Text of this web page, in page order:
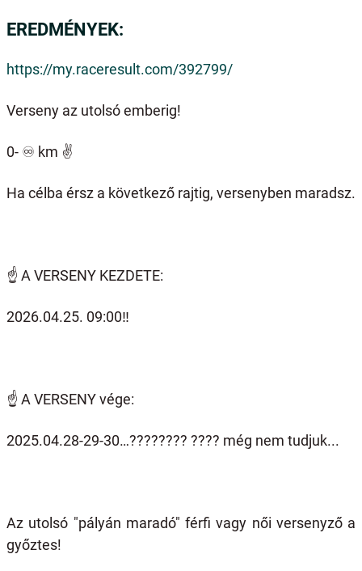
EREDMÉNYEK:
https://my.raceresult.com/392799/
Verseny az utolsó emberig!
0- ♾️ km ✌️
Ha célba érsz a következő rajtig, versenyben maradsz.
☝️ A VERSENY KEZDETE:
2026.04.25. 09:00‼️
☝️ A VERSENY vége:
2025.04.28-29-30…???????? ???? még nem tudjuk...
Az utolsó "pályán maradó" férfi vagy női versenyző a
győztes!